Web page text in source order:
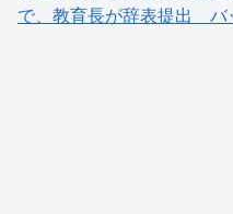
で、教育長が辞表提出 バ